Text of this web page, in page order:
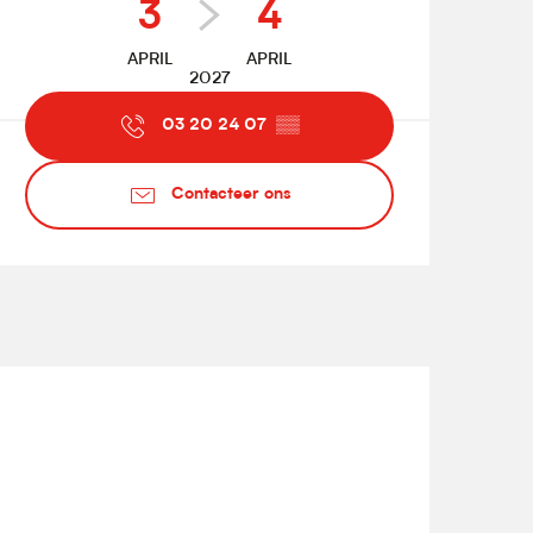
3
APRIL
4
APRIL
2027
03 20 24 07 ▒▒
Contacteer ons